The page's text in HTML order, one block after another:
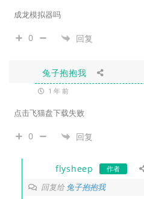
成龙模拟器吗
0 回复
兔子抱抱我
1 年 前
点击飞猫盘下载失败
0 回复
flysheep 作者
回复给兔子抱抱我